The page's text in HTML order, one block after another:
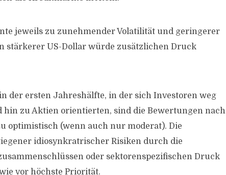
jeweils zu zunehmender Volatilität und geringerer
stärkerer US-Dollar würde zusätzlichen Druck
der ersten Jahreshälfte, in der sich Investoren weg
hin zu Aktien orientierten, sind die Bewertungen nach
optimistisch (wenn auch nur moderat). Die
idiosynkratrischer Risiken durch die
oder sektorenspezifischen Druck
vor höchste Priorität.